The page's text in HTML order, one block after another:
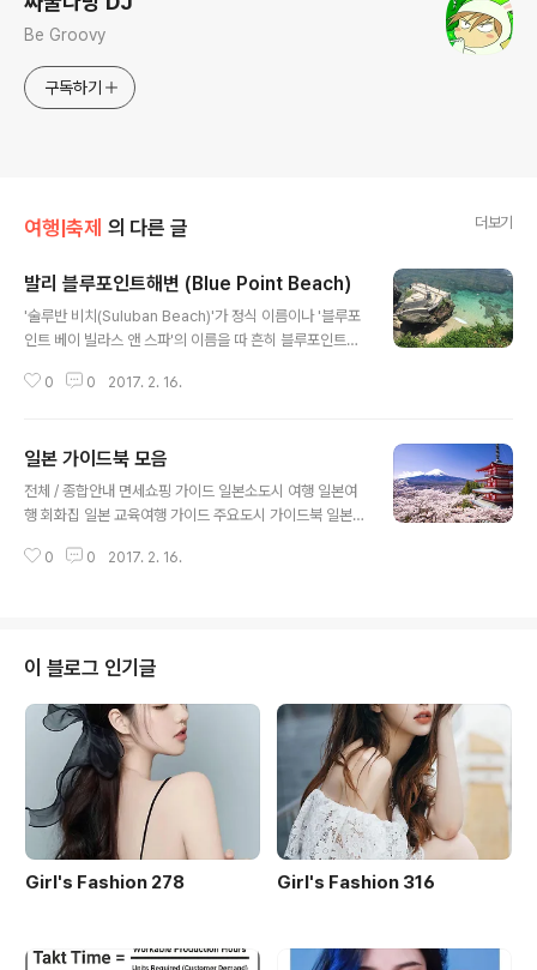
Be Groovy
구독하기
여행|축제 의 다른 글 더보기
발리 블루포인트해변 (Blue Point Beach)
'술루반 비치(Suluban​ Beach)'가 정식 이름이나 '블루포
인트 베이 빌라스 앤 스파'의 이름을 따 흔히 블루포인트베
0 0 2017. 2. 16.
일본 가이드북 모음
전체 / 종합안내 면세쇼핑 가이드 일본소도시 여행 일본여
행 회화집 일본 교육여행 가이드 주요도시 가이드북 일본
인북 재팬 애니매이션 맵 알아두면 편리한 일본여행 팁 안
이드북 JNTO 도쿄관광안내 도쿄관광재단 가이드북 하코
네 & 가마쿠라 후지산 & 후지5호 안심하고 도쿄로 오세요
나리타 산책 가이드 일본중부(나고야) 렌터카 여행 간사이
/ 서일본 mini 클로즈업 오사카 JNTO 오사카 관광안내 J
NTO 교토관광안내 나라현 가이드북 나라현 관광지도 (A
3 인쇄) 나라현 교육여행가이..
0 0 2017. 2. 16.
이 블로그 인기글
Girl's Fashion 278 Girl's Fashion 316